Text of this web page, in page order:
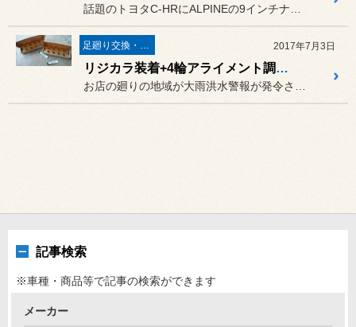
足廻り交換・４輪アライメント調整 2017年7月3日
リジカラ装着+4輪アライメント調整＠インスパイア（CP3）
記事検索
※車種・商品等で記事の検索ができます
メーカー